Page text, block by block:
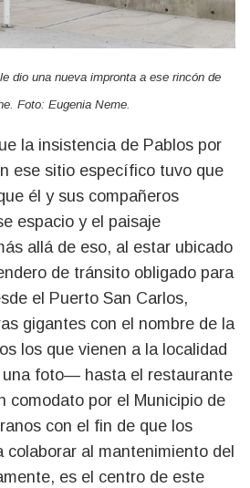
dio una nueva impronta a ese rincón de
Foto: Eugenia Neme.
la insistencia de Pablos por
ese sitio específico tuvo que
él y sus compañeros
espacio y el paisaje
allá de eso, al estar ubicado
de tránsito obligado para
el Puerto San Carlos,
gigantes con el nombre de la
los que vienen a la localidad
una foto— hasta el restaurante
comodato por el Municipio de
con el fin de que los
colaborar al mantenimiento del
es el centro de este